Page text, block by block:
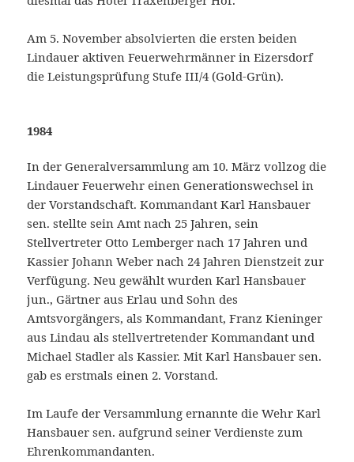
Am 5. November absolvierten die ersten beiden
Lindauer aktiven Feuerwehrmänner in Eizersdorf
die Leistungsprüfung Stufe III/4 (Gold-Grün).
1984
In der Generalversammlung am 10. März vollzog die
Lindauer Feuerwehr einen Generationswechsel in
der Vorstandschaft. Kommandant Karl Hansbauer
sen. stellte sein Amt nach 25 Jahren, sein
Stellvertreter Otto Lemberger nach 17 Jahren und
Kassier Johann Weber nach 24 Jahren Dienstzeit zur
Verfügung. Neu gewählt wurden Karl Hansbauer
jun., Gärtner aus Erlau und Sohn des
Amtsvorgängers, als Kommandant, Franz Kieninger
aus Lindau als stellvertretender Kommandant und
Michael Stadler als Kassier. Mit Karl Hansbauer sen.
gab es erstmals einen 2. Vorstand.
Im Laufe der Versammlung ernannte die Wehr Karl
Hansbauer sen. aufgrund seiner Verdienste zum
Ehrenkommandanten.